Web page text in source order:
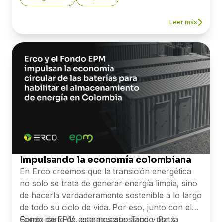
económica y digital.
Leer más
Impulsando la economía colombiana
En Erco creemos que la transición energética
no solo se trata de generar energía limpia, sino
de hacerla verdaderamente sostenible a lo largo
de todo su ciclo de vida. Por eso, junto con el
Fondo de EPM, estamos apostando por la
Como parte de esta apuesta, Erco y Batx